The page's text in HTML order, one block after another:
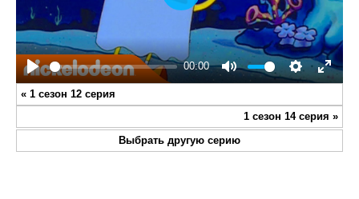
Play
00:00
Mute Settings
Enter
Play
« 1 сезон 12 серия
1 сезон 14 серия »
Выбрать другую серию